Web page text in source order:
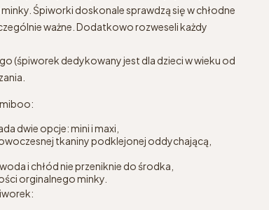
Śpiworki doskonale sprawdzą się w chłodne
ważne. Dodatkowo rozweseli każdy
(śpiworek dedykowany jest dla dzieci w wieku od
dwie opcje: mini i maxi,
tkaniny podklejonej oddychającą,
i chłód nie przeniknie do środka,
orginalnego minky.